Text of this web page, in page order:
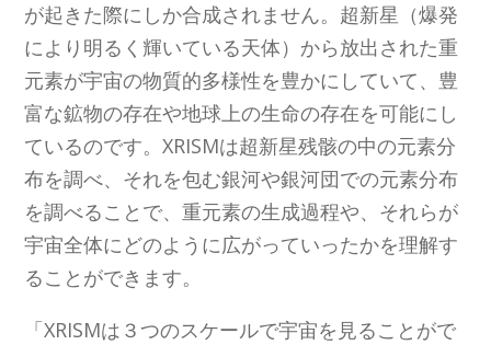
が起きた際にしか合成されません。超新星（爆発
により明るく輝いている天体）から放出された重
元素が宇宙の物質的多様性を豊かにしていて、豊
富な鉱物の存在や地球上の生命の存在を可能にし
ているのです。XRISMは超新星残骸の中の元素分
布を調べ、それを包む銀河や銀河団での元素分布
を調べることで、重元素の生成過程や、それらが
宇宙全体にどのように広がっていったかを理解す
ることができます。
「XRISMは３つのスケールで宇宙を見ることがで